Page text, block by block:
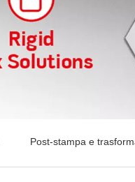
Post-stampa e